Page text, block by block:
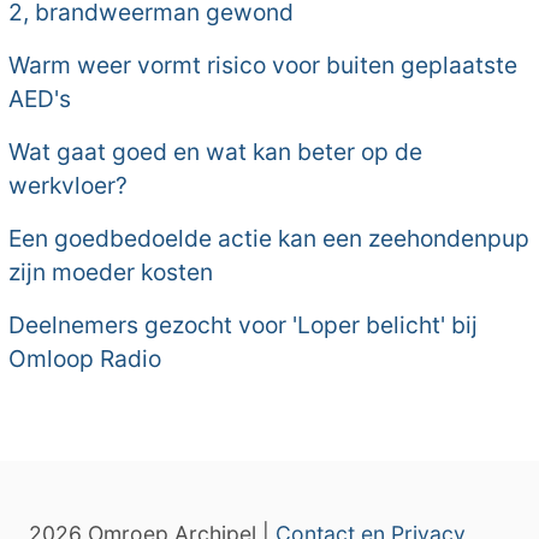
2, brandweerman gewond
Warm weer vormt risico voor buiten geplaatste
AED's
Wat gaat goed en wat kan beter op de
werkvloer?
Een goedbedoelde actie kan een zeehondenpup
zijn moeder kosten
Deelnemers gezocht voor 'Loper belicht' bij
Omloop Radio
2026 Omroep Archipel | Contact en Privacy